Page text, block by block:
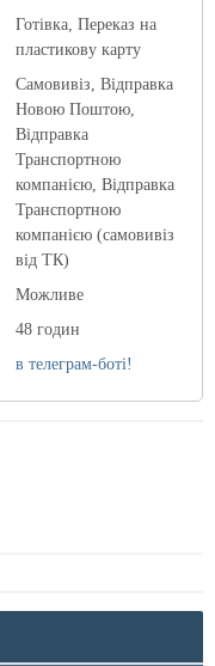
Готівка, Переказ на
пластикову карту
Самовивіз, Відправка
Новою Поштою,
Відправка
Транспортною
компанією, Відправка
Транспортною
компанією (самовивіз
від ТК)
Можливе
48 годин
в телеграм-боті!